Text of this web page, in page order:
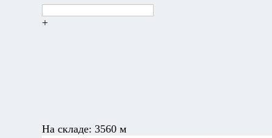
+
На складе: 3560 м